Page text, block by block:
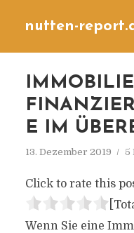
nutten-
E IM
13. Dezember 2019 5
Click to rate this
Wenn Sie eine